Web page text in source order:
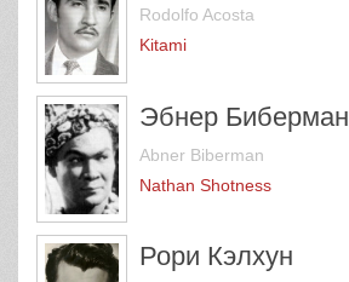
Rodolfo Acosta
Kitami
Эбнер Биберман
Abner Biberman
Nathan Shotness
Рори Кэлхун